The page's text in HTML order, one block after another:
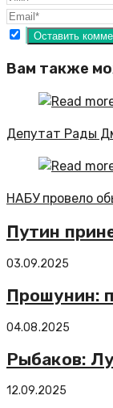
Вам также
Депутат Рады
НАБУ провело
Путин
03.09.2025
Прошунин:
04.08.2025
Рыбаков:
12.09.2025